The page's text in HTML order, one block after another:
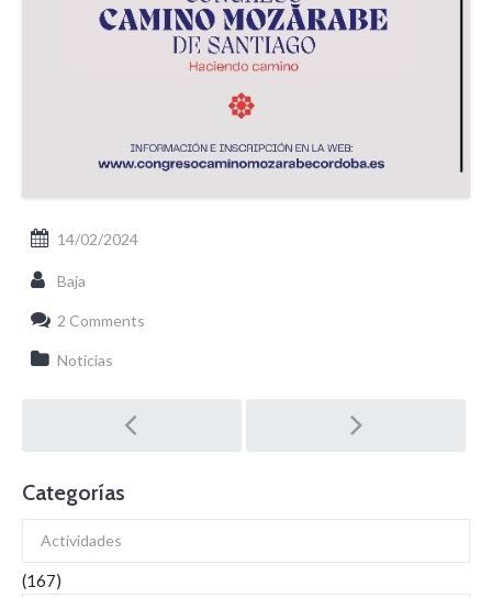
14/02/2024
Baja
2 Comments
Noticias
Post
navigation
Categorías
Actividades
(167)